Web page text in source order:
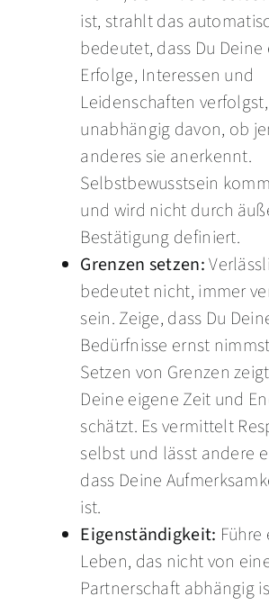
ist, strahlt das
bedeutet, dass Du Deine
Erfolge, Interessen und
Leidenschaften verfolgst,
unabhängig davon, ob
anderes sie anerkennt.
Selbstbewusstsein
und wird nicht durch
Bestätigung definiert.
Grenzen setzen:
bedeutet nicht, immer
sein. Zeige, dass Du
Bedürfnisse ernst
Setzen von Grenzen
Deine eigene Zeit und
schätzt. Es vermittelt
selbst und lässt andere
dass Deine
ist.
Eigenständigkeit:
Leben, das nicht von
Partnerschaft abhängig